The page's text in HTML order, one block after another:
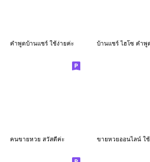
คำพูดบ้านแชร์ ใช้ง่ายค่ะ
คนขายหวย สวัสดีค่ะ